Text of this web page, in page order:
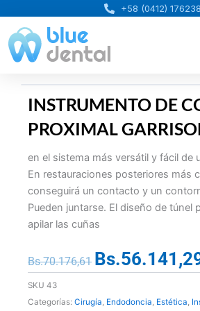
contenido
+58 (0412)
INSTRUMENTO DE
PROXIMAL
en el sistema más versátil y fácil de
En restauraciones posteriores más
conseguirá un contacto y un
Pueden juntarse. El diseño de túnel
apilar las cuñas
Bs.70.176,61 El
precio
era:
Bs.
SKU 43
Categorías: Cirugía, Endodoncia, Estética,